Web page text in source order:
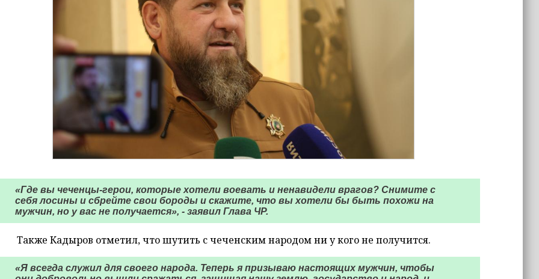
«Где вы чеченцы-герои, которые хотели воевать и ненавидели врагов? Снимите с
себя лосины и сбрейте свои бороды и скажите, что вы хотели бы быть похожи на
мужчин, но у вас не получается», - заявил Глава ЧР.
Также Кадыров отметил, что шутить с чеченским народом ни у кого не получится.
«Я всегда служил для своего народа. Теперь я призываю настоящих мужчин, чтобы